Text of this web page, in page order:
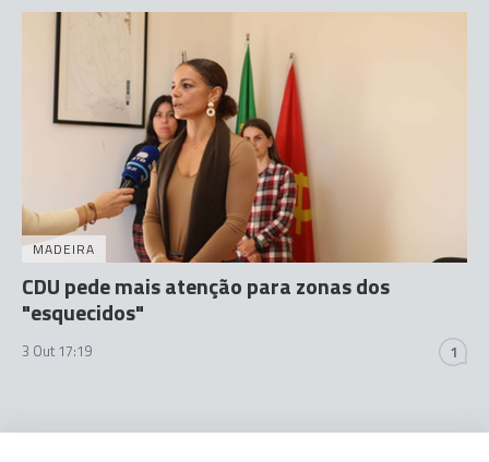
MADEIRA
CDU pede mais atenção para zonas dos
"esquecidos"
3 Out 17:19 1